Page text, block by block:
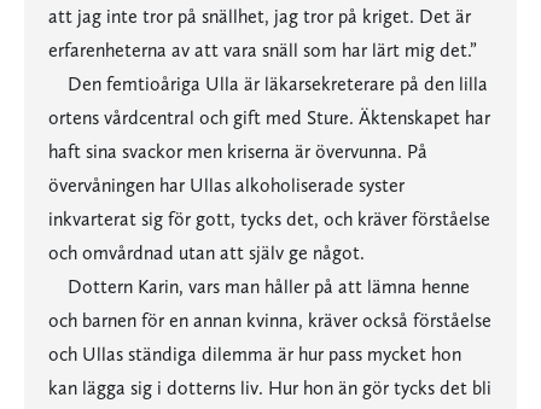
att jag inte tror på snällhet, jag tror på kriget. Det är
erfarenheterna av att vara snäll som har lärt mig det.”
Den femtioåriga Ulla är läkarsekreterare på den lilla
ortens vårdcentral och gift med Sture. Äktenskapet har
haft sina svackor men kriserna är övervunna. På
övervåningen har Ullas alkoholiserade syster
inkvarterat sig för gott, tycks det, och kräver förståelse
och omvårdnad utan att själv ge något.
Dottern Karin, vars man håller på att lämna henne
och barnen för en annan kvinna, kräver också förståelse
och Ullas ständiga dilemma är hur pass mycket hon
kan lägga sig i dotterns liv. Hur hon än gör tycks det bli